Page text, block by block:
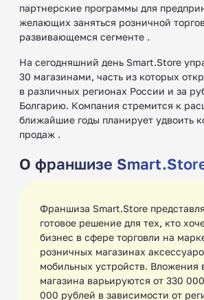
партнерские программы для
желающих заняться розничной
развивающемся сегменте .
На сегодняшний день Smart.Store
30 магазинами, часть из которых
в различных регионах России и за
Болгарию. Компания стремится к
ближайшие годы планирует удвоить
продаж .
О франшизе
Франшиза Smart.Store
готовое решение для тех, кто
бизнес в сфере торговли на
розничных магазинах
мобильных устройств. Вложения
магазина варьируются от 330
000 рублей в зависимости от